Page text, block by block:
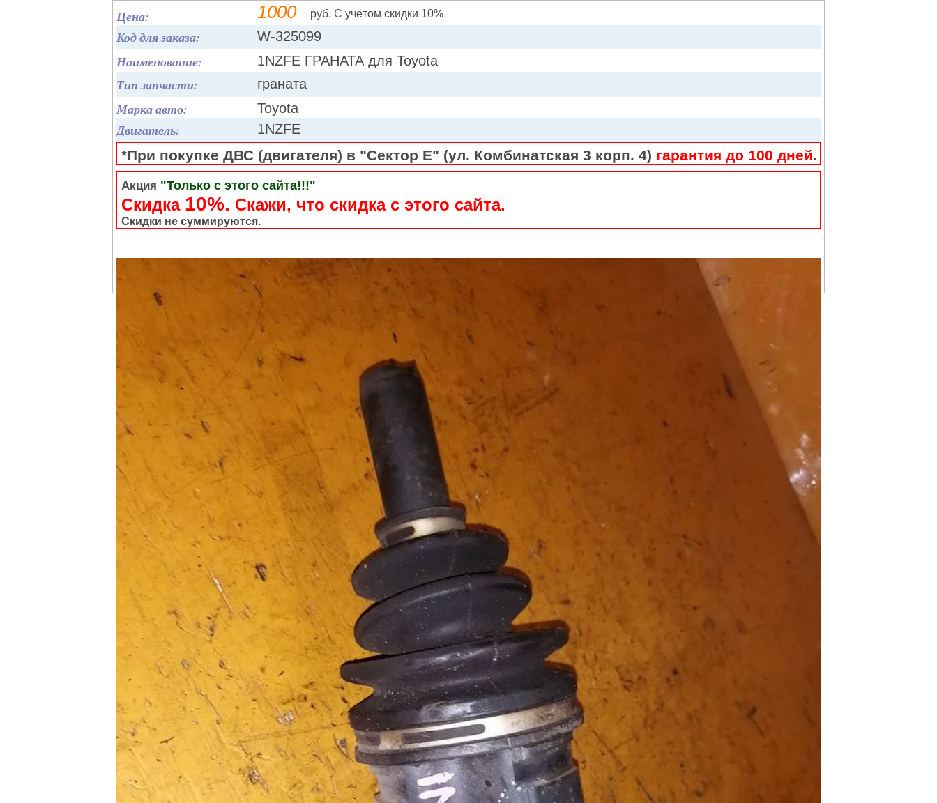
Цена: 1000 руб. С учётом скидки 10%
Код для заказа: W-325099
Наименование: 1NZFE ГРАНАТА для Toyota
Тип запчасти: граната
Марка авто: Toyota
Двигатель: 1NZFE
*При покупке ДВС (двигателя) в "Сектор Е" (ул. Комбинатская 3 корп. 4) гарантия до 100 дней.
Акция "Только с этого сайта!!!"
Скидка 10%. Cкажи, что скидка с этого сайта.
Скидки не суммируются.